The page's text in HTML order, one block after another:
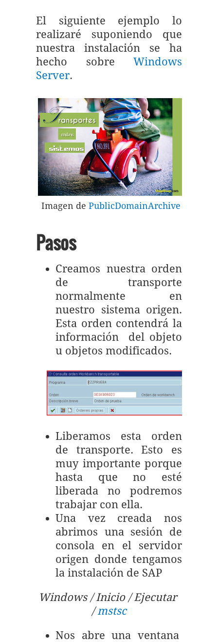
El siguiente ejemplo lo
realizaré suponiendo que
nuestra instalación se ha
hecho sobre Windows
Server.
Imagen de PublicDomainArchive
Pasos
Creamos nuestra orden
de transporte
normalmente en
nuestro sistema origen.
Esta orden contendrá la
información del objeto
u objetos modificados.
Liberamos esta orden
de transporte. Esto es
muy importante porque
hasta que no esté
liberada no podremos
trabajar con ella.
Una vez creada nos
abrimos una sesión de
consola en el servidor
origen donde tengamos
la instalación de SAP
Windows / Inicio / Ejecutar
/mstsc
Nos abre una ventana